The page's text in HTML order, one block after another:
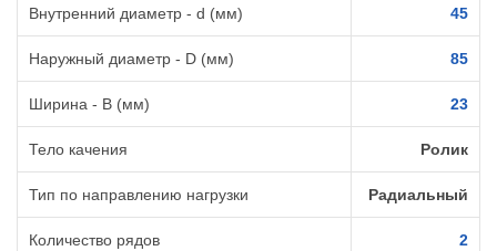
Внутренний диаметр - d (мм) 45
Наружный диаметр - D (мм) 85
Ширина - B (мм) 23
Тело качения Ролик
Тип по направлению нагрузки Радиальный
Количество рядов 2